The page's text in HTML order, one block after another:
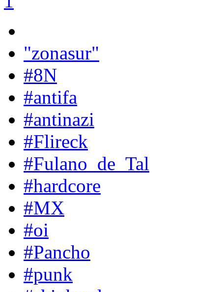
"zonasur"
#8N
#antifa
#antinazi
#Flireck
#Fulano_de_Tal
#hardcore
#MX
#oi
#Pancho
#punk